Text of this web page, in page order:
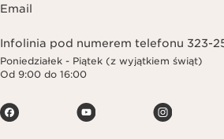
Email
Infolinia pod numerem telefonu 323-
Poniedziałek - Piątek (z wyjątkiem świąt)
Od 9:00 do 16:00